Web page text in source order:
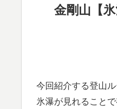
金剛山【
今回紹介する登山ル
氷瀑が見れること